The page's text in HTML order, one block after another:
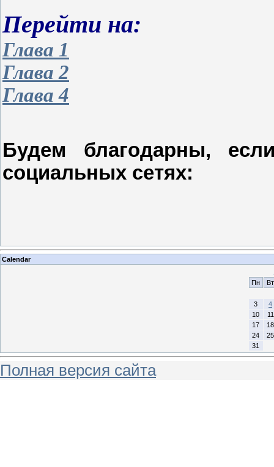
Перейти на:
Глава 1
Глава 2
Глава 4
Будем благодарны,
социальных сетях:
Calendar
Пн
Вт
3
4
10
11
17
18
24
25
31
Полная версия сайта